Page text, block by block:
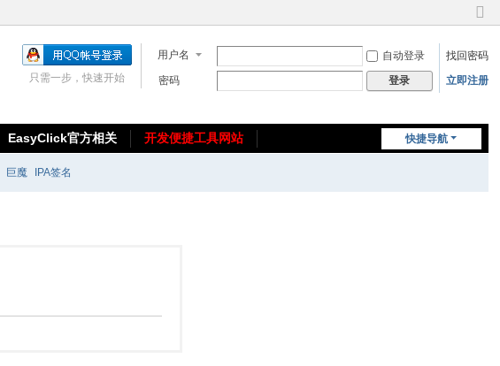
切
到
窄
用户名 自动登录
找回密码
密码
登录 立即注册
只需一步，快速开始
快捷导航
EasyClick官方相关
开发便捷工具网站
巨魔 IPA签名